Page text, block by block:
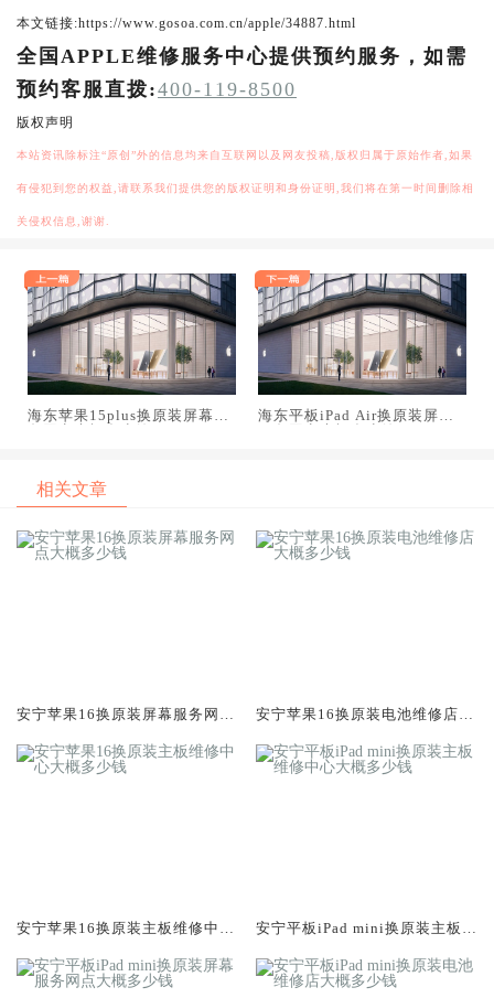
本文链接:https://www.gosoa.com.cn/apple/34887.html
全国APPLE维修服务中心提供预约服务，如需
预约客服直拨:400-119-8500
版权声明
本站资讯除标注“原创”外的信息均来自互联网以及网友投稿,版权归属于原始作者,如果
有侵犯到您的权益,请联系我们提供您的版权证明和身份证明,我们将在第一时间删除相
关侵权信息,谢谢.
海东苹果15plus换原装屏幕服
海东平板iPad Air换原装屏幕
相关文章
安宁苹果16换原装屏幕服务网点
安宁苹果16换原装电池维修店大
安宁苹果16换原装主板维修中心
安宁平板iPad mini换原装主板维